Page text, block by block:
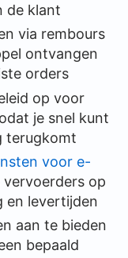
de klant
via rembours
ontvangen
orders
op voor
je snel kunt
terugkomt
voor e-
op
en levertijden
aan te bieden
bepaald